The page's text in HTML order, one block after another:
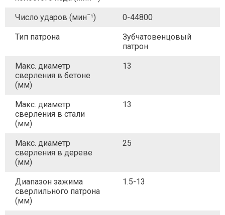
Число ударов (минˉ¹) 0-44800
Тип патрона
Зубчатовенцовый
патрон
Макс. диаметр
сверления в бетоне
(мм)
13
Макс. диаметр
сверления в стали
(мм)
13
Макс. диаметр
сверления в дереве
(мм)
25
Диапазон зажима
сверлильного патрона
(мм)
1.5-13